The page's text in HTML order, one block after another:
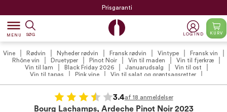
Prisgaranti
dehaze
MENU SØG LOG IND KURV
Vine Rødvin Nyheder rødvin Fransk rødvin Vintype
Fransk vin
Rhône vin
Druetyper Pinot Noir Vin til maden
Vin til fjerkræ
Vin til lam
Black Friday 2026 Januarudsalg
Vin til ost
Vin til tapas
Pink vine
Vin til salat og grøntsagsretter
VildMedVins anbefalede franske vine
Udvalgte kundefavoritter
Bourg Lachamps - Vignerons Ardéchois
3.4af 18 anmeldelser
Bourg Lachamps, Ardeche Pinot Noir 2023